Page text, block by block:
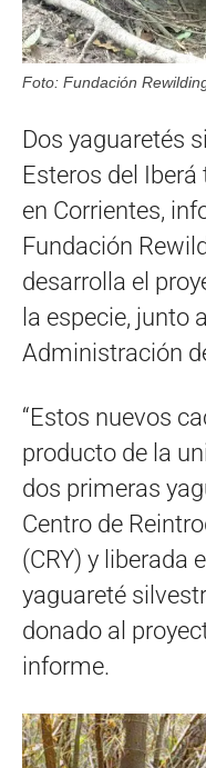
Foto: Fundación
Dos yaguaretés
Esteros del
en Corrientes,
Fundación
desarrolla el
la especie, junto
Administración
“Estos nuevos
producto de la
dos primeras
Centro de
(CRY) y liberada
yaguareté
donado al
informe.